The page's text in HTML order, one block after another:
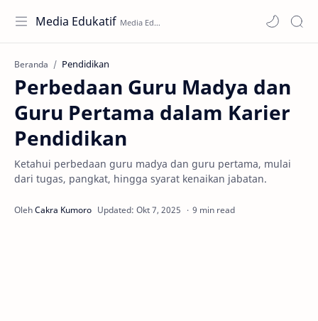
Media Edukatif
Beranda Pendidikan
Perbedaan Guru Madya dan
Guru Pertama dalam Karier
Pendidikan
Ketahui perbedaan guru madya dan guru pertama, mulai
dari tugas, pangkat, hingga syarat kenaikan jabatan.
9 min read